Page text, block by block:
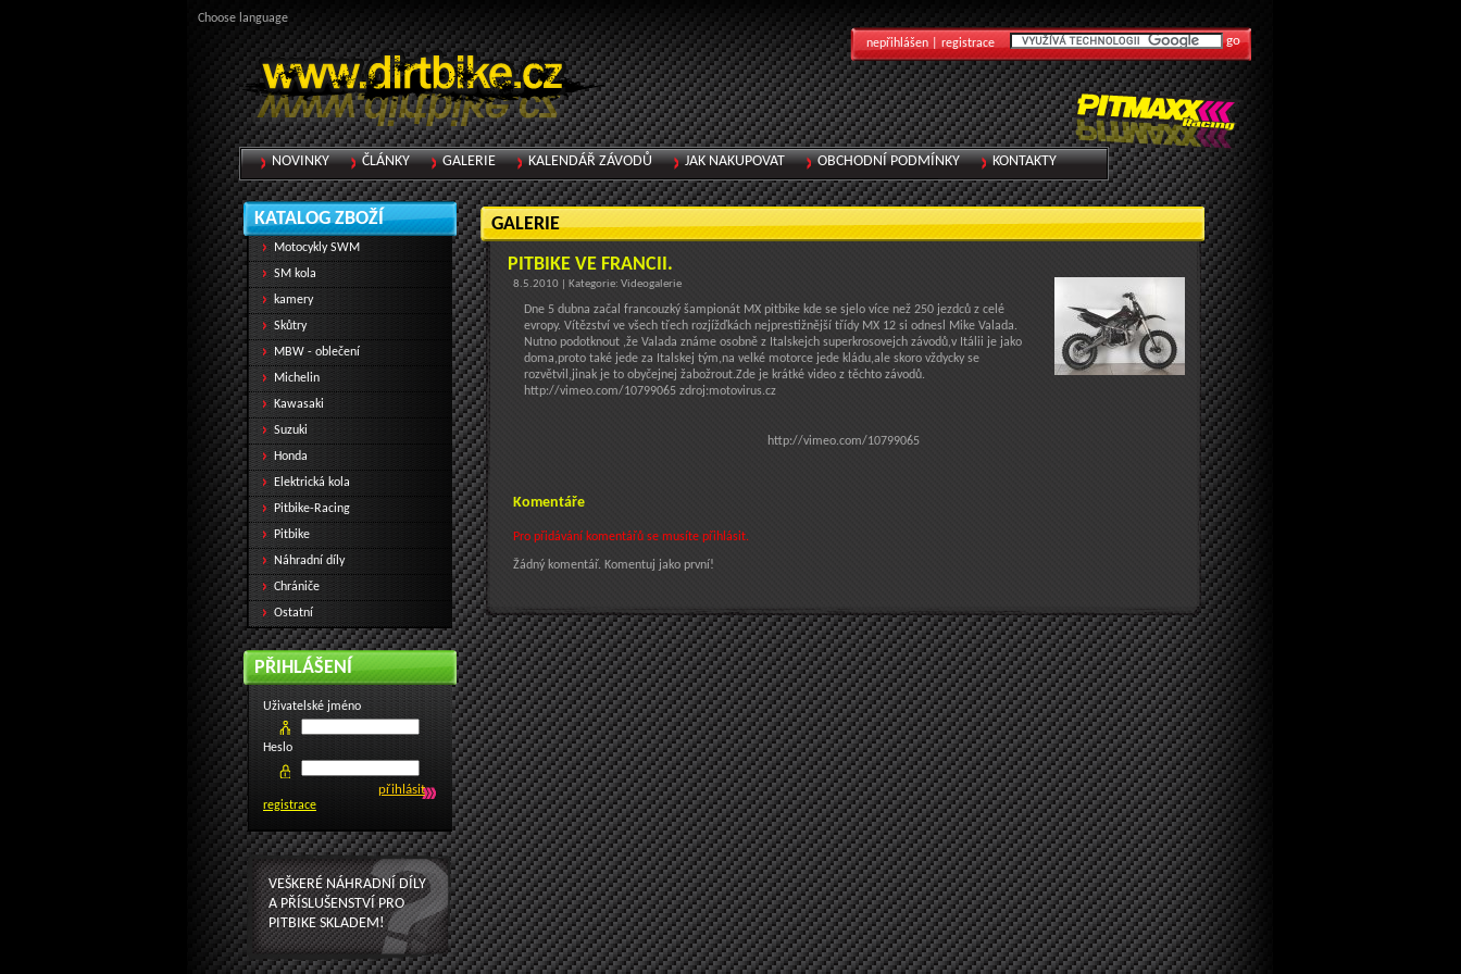
GALERIE
PITBIKE VE FRANCII.
8.5.2010 | Kategorie: Videogalerie
Dne 5 dubna začal francouzký šampionát MX pitbike kde se sjelo více než 250 jezdců z celé
evropy. Vítězství ve všech třech rozjížďkách nejprestižnější třídy MX 12 si odnesl Mike Valada.
Nutno podotknout ,že Valada známe osobně z Italskejch superkrosovejch závodů,v Itálii je jako
doma,proto také jede za Italskej tým,na velké motorce jede kládu,ale skoro vždycky se
rozvětvil,jinak je to obyčejnej žabožrout.Zde je krátké video z těchto závodů.
http://vimeo.com/10799065 zdroj:motovirus.cz
http://vimeo.com/10799065
Komentáře
Pro přidávání komentářů se musíte přihlásit.
Žádný komentář. Komentuj jako první!
KATALOG ZBOŽÍ
Motocykly SWM
SM kola
kamery
Skůtry
MBW - oblečení
Michelin
Kawasaki
Suzuki
Honda
Elektrická kola
Pitbike-Racing
Pitbike
Náhradní díly
Chrániče
Ostatní
PŘIHLÁŠENÍ
Uživatelské jméno
Heslo
registrace
VEŠKERÉ NÁHRADNÍ DÍLY
A PŘÍSLUŠENSTVÍ PRO
PITBIKE SKLADEM!
NOVINKY ČLÁNKY GALERIE KALENDÁŘ ZÁVODŮ JAK NAKUPOVAT OBCHODNÍ PODMÍNKY KONTAKTY
nepřihlášen | registrace
Choose language